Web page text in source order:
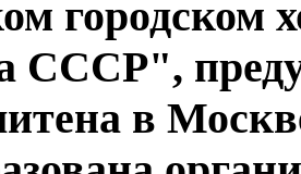
городском
СССР",
в